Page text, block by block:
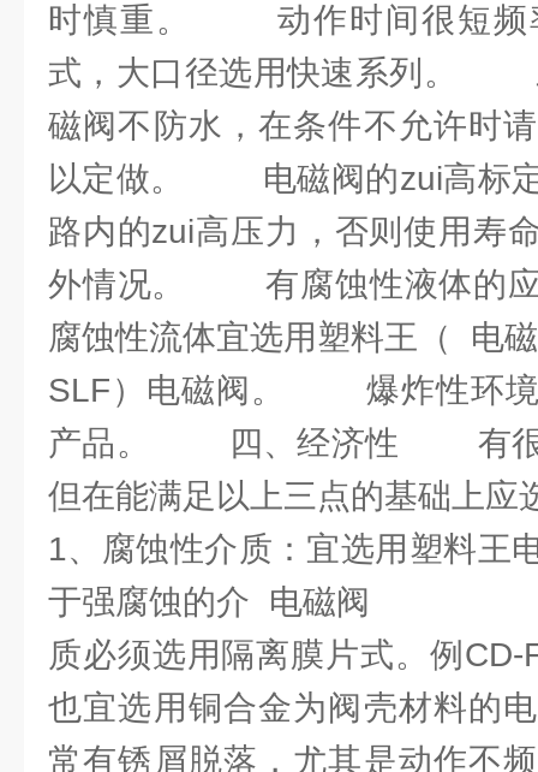
时慎重。 动作时间很短频
式，大口径选用快速系列
磁阀不防水，在条件不允许时
以定做。 电磁阀的zui高标定
路内的zui高压力，否则使用寿
外情况。 有腐蚀性液体的应
腐蚀性流体宜选用塑料王（ 电
SLF）电磁阀。 爆炸性环境
产品。 四、经济性 有很
但在能满足以上三点的基础上应
1、腐蚀性介质：宜选用塑料王
于强腐蚀的介 电磁阀
质必须选用隔离膜片式。例CD-
也宜选用铜合金为阀壳材料的
常有锈屑脱落，尤其是动作不